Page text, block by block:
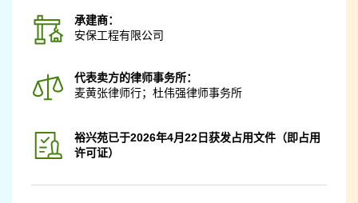
承建商：
安保工程有限公司
代表卖方的律师事务所：
麦黄张律师行；杜伟强律师事务所
裕兴苑已于2026年4月22日获发占用文件（即占用
许可证）